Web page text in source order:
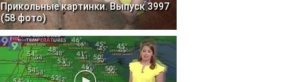
Прикольные картинки. Выпуск 3997
(58 фото)